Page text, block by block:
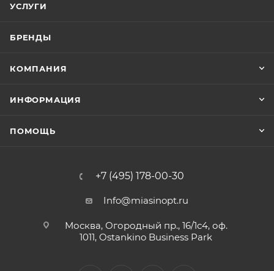
УСЛУГИ
БРЕНДЫ
КОМПАНИЯ
ИНФОРМАЦИЯ
ПОМОЩЬ
+7 (495) 178-00-30
Info@miasinopt.ru
Москва, Огородный пр., 16/1с4, оф.
1011, Ostankino Business Park